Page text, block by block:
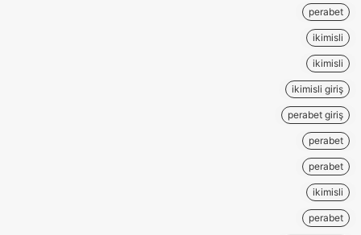
perabet
ikimisli
ikimisli
ikimisli giriş
perabet giriş
perabet
perabet
ikimisli
perabet